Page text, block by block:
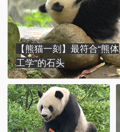
【熊猫一刻】最符合“熊体
工学”的石头